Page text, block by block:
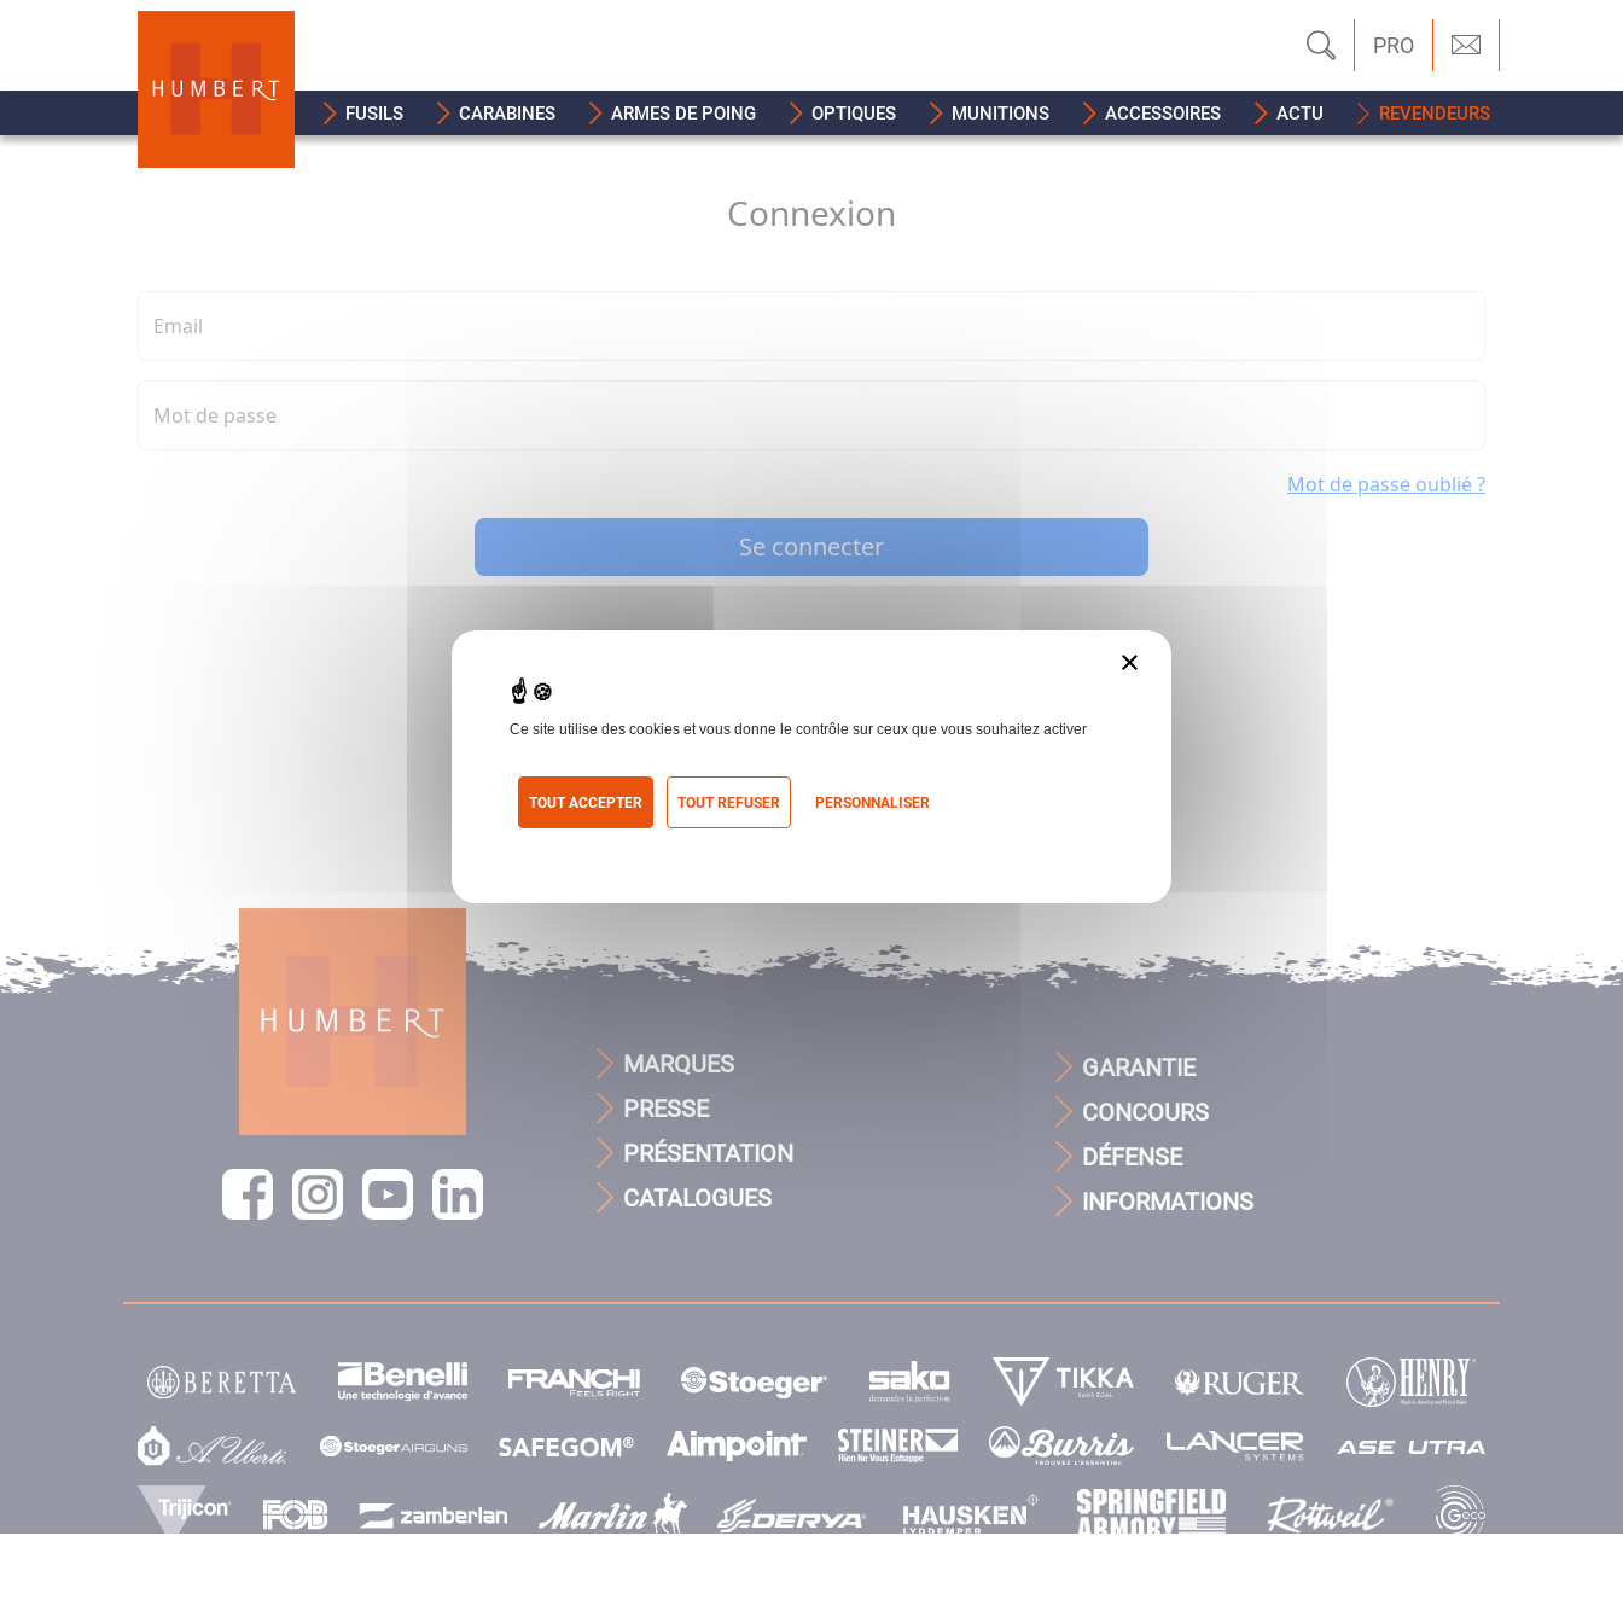
PRO
FUSILS CARABINES ARMES DE POING OPTIQUES MUNITIONS ACCESSOIRES ACTU REVENDEURS
Connexion
Email
Mot de passe
Mot de passe oublié ?
Se connecter
MARQUES
PRESSE
PRÉSENTATION
CATALOGUES
GARANTIE
CONCOURS
DÉFENSE
INFORMATIONS
×
Ce site utilise des cookies et vous donne le contrôle sur ceux que vous souhaitez activer
TOUT ACCEPTER TOUT REFUSER PERSONNALISER